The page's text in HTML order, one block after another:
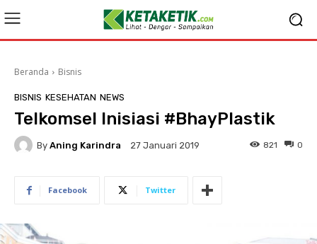
Beranda Bisnis
BISNIS KESEHATAN NEWS
Telkomsel Inisiasi #BhayPlastik
By Aning Karindra 27 Januari 2019 0
821
Facebook Twitter